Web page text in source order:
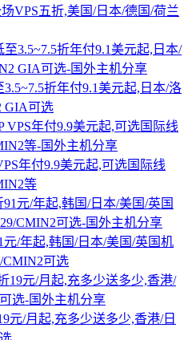
VPS五折,美国/日本/德国/荷兰
3.5~7.5折年付9.1美元起,日本/洛
GIA可选
年付9.9美元起,可选国际线
等
元/年起,韩国/日本/美国/英国机
CMIN2可选
元/月起,充多少送多少,香港/日